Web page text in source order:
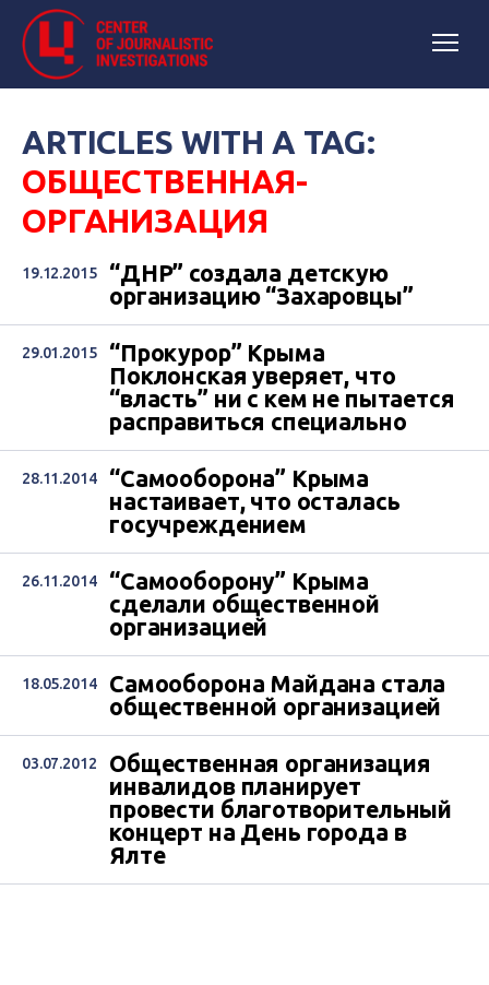
ARTICLES WITH A TAG:
ОБЩЕСТВЕННАЯ-
ОРГАНИЗАЦИЯ
19.12.2015
“ДНР” создала детскую
организацию “Захаровцы”
29.01.2015
“Прокурор” Крыма
Поклонская уверяет, что
“власть” ни с кем не пытается
расправиться специально
28.11.2014
“Самооборона” Крыма
настаивает, что осталась
госучреждением
26.11.2014
“Самооборону” Крыма
сделали общественной
организацией
18.05.2014
Самооборона Майдана стала
общественной организацией
03.07.2012
Общественная организация
инвалидов планирует
провести благотворительный
концерт на День города в
Ялте